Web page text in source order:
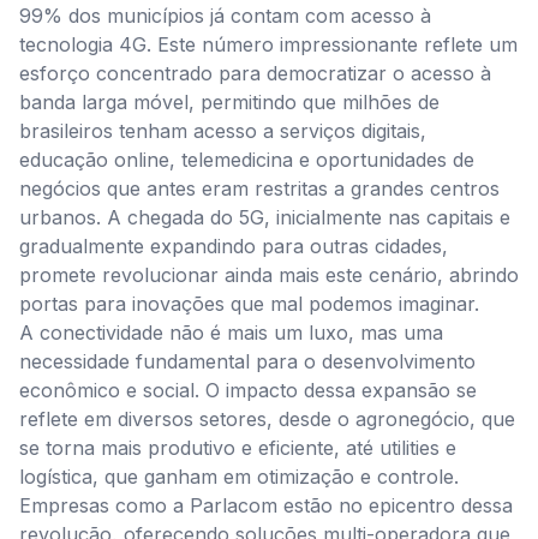
99% dos municípios já contam com acesso à
tecnologia 4G. Este número impressionante reflete um
esforço concentrado para democratizar o acesso à
banda larga móvel, permitindo que milhões de
brasileiros tenham acesso a serviços digitais,
educação online, telemedicina e oportunidades de
negócios que antes eram restritas a grandes centros
urbanos. A chegada do 5G, inicialmente nas capitais e
gradualmente expandindo para outras cidades,
promete revolucionar ainda mais este cenário, abrindo
portas para inovações que mal podemos imaginar.
A conectividade não é mais um luxo, mas uma
necessidade fundamental para o desenvolvimento
econômico e social. O impacto dessa expansão se
reflete em diversos setores, desde o agronegócio, que
se torna mais produtivo e eficiente, até utilities e
logística, que ganham em otimização e controle.
Empresas como a Parlacom estão no epicentro dessa